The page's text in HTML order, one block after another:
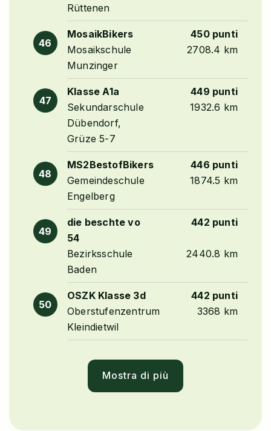
Rüttenen
46
MosaikBikers
450 punti
Mosaikschule
Munzinger
2708.4 km
47
Klasse A1a
449 punti
Sekundarschule
Dübendorf,
Grüze 5-7
1932.6 km
48
MS2BestofBikers
446 punti
Gemeindeschule
Engelberg
1874.5 km
49
die beschte vo
54
442 punti
Bezirksschule
Baden
2440.8 km
50
OSZK Klasse 3d
442 punti
Oberstufenzentrum
Kleindietwil
3368 km
Mostra di più